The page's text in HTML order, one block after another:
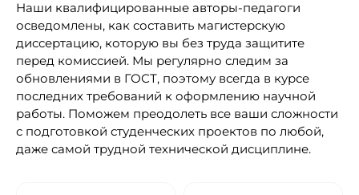
Наши квалифицированные авторы-педагоги
осведомлены, как составить магистерскую
диссертацию, которую вы без труда защитите
перед комиссией. Мы регулярно следим за
обновлениями в ГОСТ, поэтому всегда в курсе
последних требований к оформлению научной
работы. Поможем преодолеть все ваши сложности
с подготовкой студенческих проектов по любой,
даже самой трудной технической дисциплине.